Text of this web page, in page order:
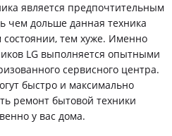
является предпочтительным
чем дольше данная техника
состоянии, тем хуже. Именно
LG выполняется опытными
сервисного центра.
быстро и максимально
ремонт бытовой техники
у вас дома.